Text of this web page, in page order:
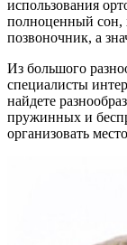
использования
полноценный сон,
позвоночник, а
Из большого
специалисты
найдете
пружинных и
организовать